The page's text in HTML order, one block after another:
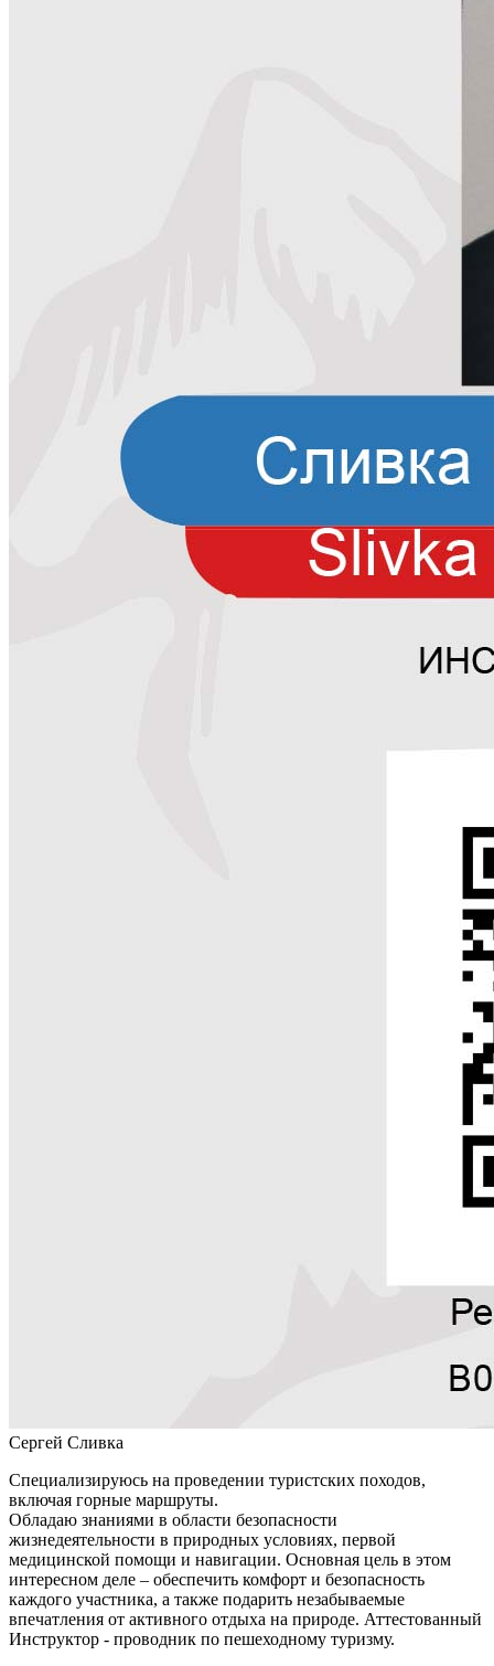
Сергей Сливка
Специализируюсь на проведении туристских походов,
включая горные маршруты.
Обладаю знаниями в области безопасности
жизнедеятельности в природных условиях, первой
медицинской помощи и навигации. Основная цель в этом
интересном деле – обеспечить комфорт и безопасность
каждого участника, а также подарить незабываемые
впечатления от активного отдыха на природе. Аттестованный
Инструктор - проводник по пешеходному туризму.